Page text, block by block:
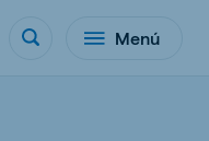
Menú